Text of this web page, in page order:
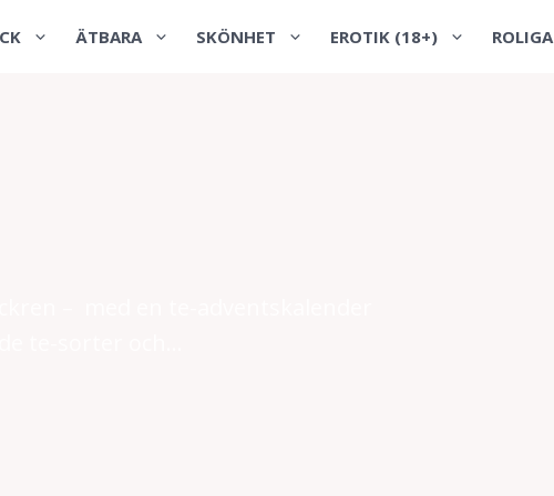
ÄTBARA SKÖNHET EROTIK (18+) ROLIGA